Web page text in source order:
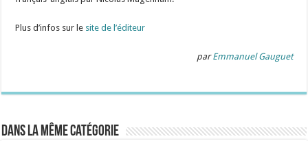
Plus d’infos sur le site de l’éditeur
parEmmanuel Gauguet
Dans la même catégorie